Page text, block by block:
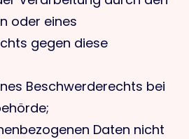
oder eines
gegen diese
Beschwerderechts bei
Daten nicht